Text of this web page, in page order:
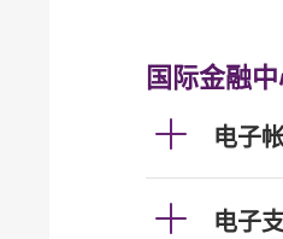
国际金融
电子
电子